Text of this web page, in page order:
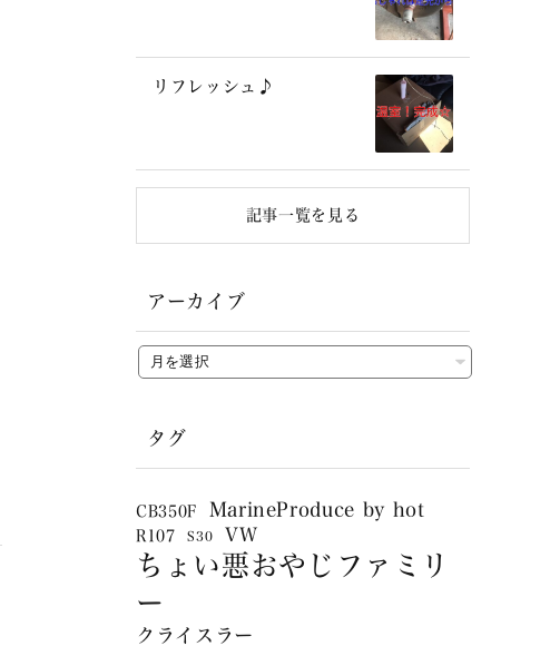
リフレッシュ♪
記事一覧を見る
アーカイブ
タグ
CB350F MarineProduce by hot
R107 S30 VW
ちょい悪おやじファミリ
ー
クライスラー